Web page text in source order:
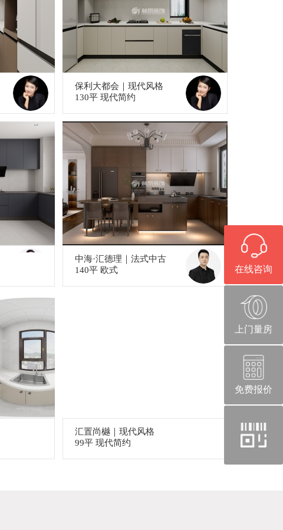
在线咨询
上门量房
免费报价
微
保利大都会｜现代风格
130平 现代简约
中海·汇德理｜法式中古
140平 欧式
汇置尚樾｜现代风格
99平 现代简约